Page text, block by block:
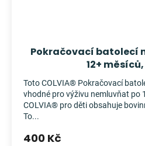
Pokračovací batolecí
12+
Toto COLVIA® Pokračovací
vhodné pro výživu nemluvňat po
COLVIA® pro děti obsahuje
To...
400 Kč